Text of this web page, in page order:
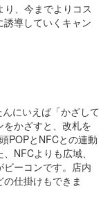
、今までよりコス
誘導していくキャン
にいえば「かざして
かざすと、改札を
POPとNFCとの連動
NFCよりも広域、
ーコンです。店内
仕掛けもできま